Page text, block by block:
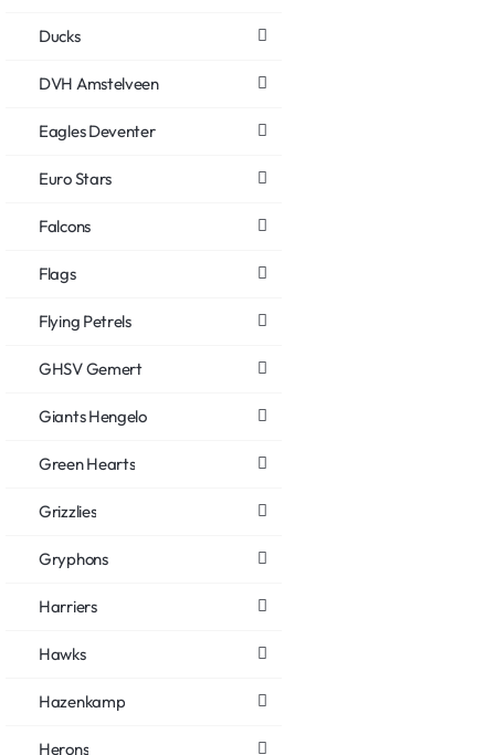
Ducks
DVH Amstelveen
Eagles Deventer
Euro Stars
Falcons
Flags
Flying Petrels
GHSV Gemert
Giants Hengelo
Green Hearts
Grizzlies
Gryphons
Harriers
Hawks
Hazenkamp
Herons